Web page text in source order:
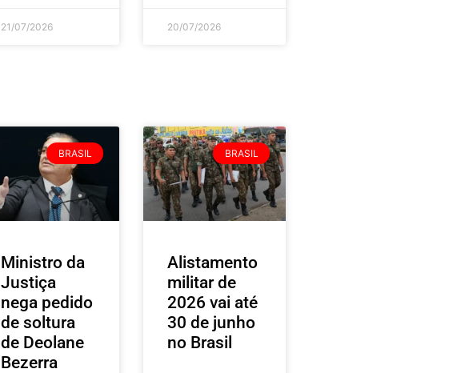
21/07/2026 20/07/2026
BRASIL
Ministro da
Justiça
nega pedido
de soltura
de Deolane
Bezerra
BRASIL
Alistamento
militar de
2026 vai até
30 de junho
no Brasil